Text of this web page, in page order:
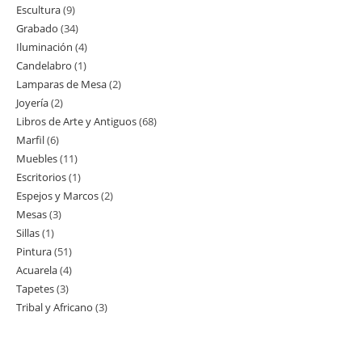
productos
Escultura 99
productos
Grabado 3434
productos
Iluminación 44
productos
Candelabro 11
producto
Lamparas de Mesa 22
Joyería 22
productos
Libros de Arte y Antiguos 6868
Marfil 66
productos
Muebles 1111
productos
Escritorios 11
producto
Espejos y Marcos 22
Mesas 33
Sillas 11
producto
Pintura 5151
productos
Acuarela 44
productos
Tapetes 33
productos
Tribal y Africano 33